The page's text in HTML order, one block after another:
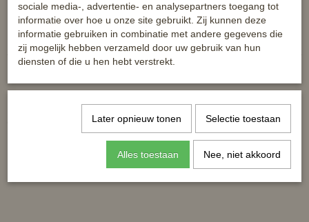
Reacties
Ook interessant
sociale media-, advertentie- en analysepartners toegang tot
informatie over hoe u onze site gebruikt. Zij kunnen deze
informatie gebruiken in combinatie met andere gegevens die
zij mogelijk hebben verzameld door uw gebruik van hun
diensten of die u hen hebt verstrekt.
Later opnieuw tonen Selectie toestaan
Alles toestaan Nee, niet akkoord